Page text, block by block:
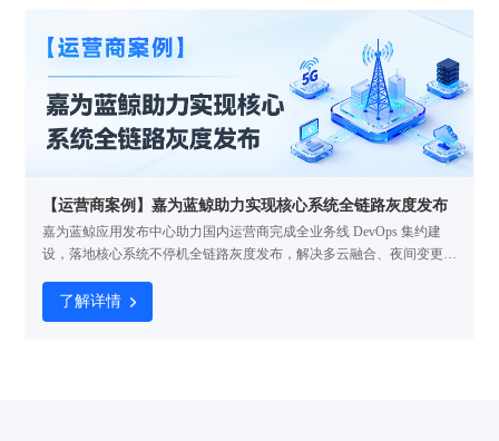
【运营商案例】嘉为蓝鲸助力实现核心系统全链路灰度发布
嘉为蓝鲸应用发布中心助力国内运营商完成全业务线 DevOps 集约建
设，落地核心系统不停机全链路灰度发布，解决多云融合、夜间变更低
提效并保障业务连续性。
了解详情